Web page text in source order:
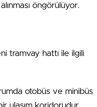
öngörülüyor.
tramvay hattı ile ilgili
otobüs ve minibüs
ulaşım koridorudur.